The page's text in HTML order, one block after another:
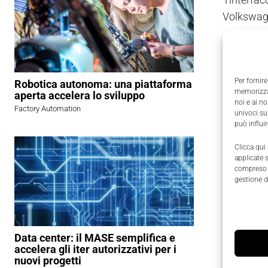
Per
noi e ai
univoci
può
Clicca qui
applicate
gestione
Robotica autonoma: una piattaforma
aperta accelera lo sviluppo
Factory Automation
Data center: il MASE semplifica e
accelera gli iter autorizzativi per i
nuovi progetti
Il
ciò, i
Col suo
batteria
I
IP52